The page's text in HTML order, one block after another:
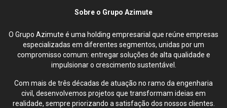
Sobre o Grupo Azimute
O Grupo Azimute é uma holding empresarial que reúne empresas
especializadas em diferentes segmentos, unidas por um
compromisso comum: entregar soluções de alta qualidade e
impulsionar o crescimento sustentável.
Com mais de três décadas de atuação no ramo da engenharia
civil, desenvolvemos projetos que transformam ideias em
realidade, sempre priorizando a satisfação dos nossos clientes.